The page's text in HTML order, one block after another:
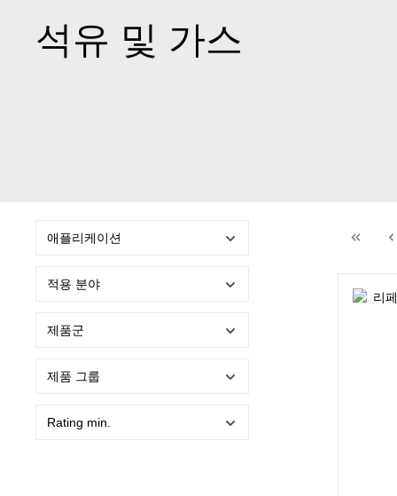
석유 및 가스
애플리케이션
적용 분야
제품군
제품 그룹
Rating min.